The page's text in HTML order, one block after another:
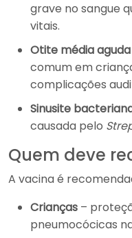
grave no sangue
vitais.
Otite média aguda
comum em
complicações
Sinusite
causada pelo
Quem deve
A vacina é
Crianças –
pneumocócicas